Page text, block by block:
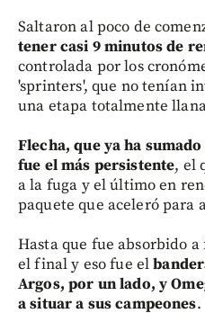
Saltaron al poco de
tener casi 9 minutos de
controlada por los
'sprinters', que no tenían
una etapa totalmente
Flecha, que ya ha
fue el más persistente, el
a la fuga y el último en
paquete que aceleró para
Hasta que fue absorbido
el final y eso fue el
Argos, por un lado, y
a situar a sus campeones.